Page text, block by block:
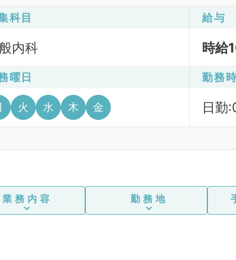
科目
内科
給与
時給
曜日
火 水 木 金
勤務
日勤
業務内容 勤務地